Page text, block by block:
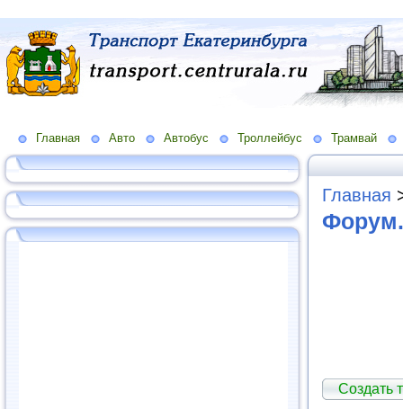
Главная Авто Автобус Троллейбус Трамвай
Главная
Создать